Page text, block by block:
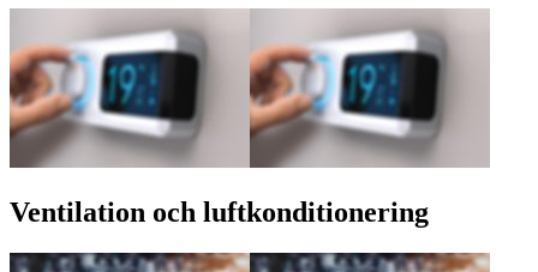
Ventilation och luftkonditionering